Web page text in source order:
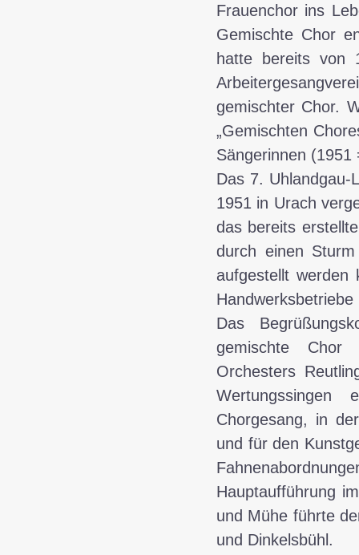
Frauenchor ins
Gemischte Chor
hatte bereits von
gemischter Chor.
„Gemischten
Sängerinnen (1951
Das 7. Uhlandgau-
1951 in Urach
das bereits
durch einen
aufgestellt
Das
gemischte Chor
Orchesters
Chorgesang, in
und für den
Hauptaufführung
und Mühe führte
und Dinkelsbühl.